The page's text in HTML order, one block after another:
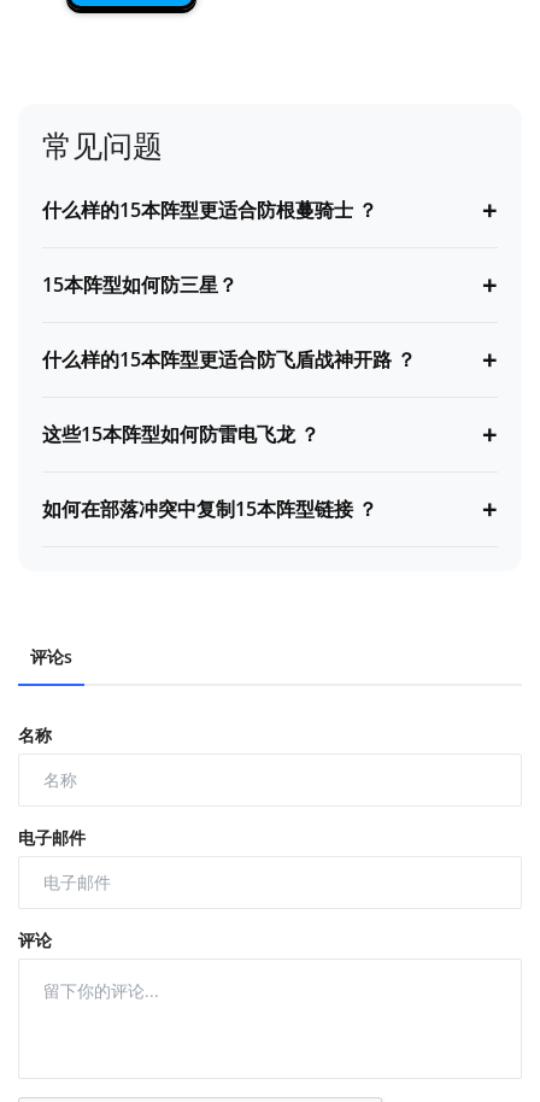
常见问题
什么样的15本阵型更适合防根蔓骑士 ？ +
15本阵型如何防三星？ +
什么样的15本阵型更适合防飞盾战神开路 ？ +
这些15本阵型如何防雷电飞龙 ？ +
如何在部落冲突中复制15本阵型链接 ？ +
评论s
名称
电子邮件
评论